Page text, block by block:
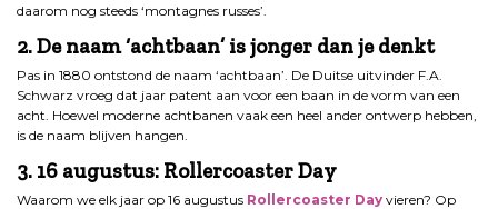
daarom nog steeds ‘montagnes russes’.
2. De naam ‘achtbaan’ is jonger dan je denkt
Pas in 1880 ontstond de naam ‘achtbaan’. De Duitse uitvinder F.A.
Schwarz vroeg dat jaar patent aan voor een baan in de vorm van een
acht. Hoewel moderne achtbanen vaak een heel ander ontwerp hebben,
is de naam blijven hangen.
3. 16 augustus: Rollercoaster Day
Waarom we elk jaar op 16 augustus Rollercoaster Day vieren? Op